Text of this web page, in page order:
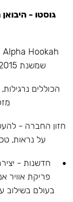
שמשנת 2015 מפתחת ומייצרת מוצרים חדשניים
הכוללים
חזון החברה -
על נראות,
פריקת אוויר
בעולם בשילוב